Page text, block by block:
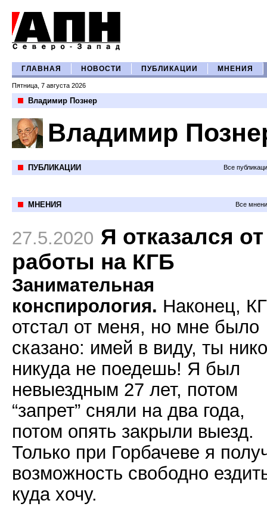
ГЛАВНАЯ НОВОСТИ ПУБЛИКАЦИИ МНЕНИЯ
Пятница, 7 августа 2026
Владимир Познер
Владимир
ПУБЛИКАЦИИ Все
МНЕНИЯ Все
27.5.2020 Я отказался от
работы на КГБ
Занимательная
конспирология. Наконец,
отстал от меня, но мне было
сказано: имей в виду, ты
никуда не поедешь! Я был
невыездным 27 лет, потом
“запрет” сняли на два года,
потом опять закрыли выезд.
Только при Горбачеве я
возможность свободно
куда хочу.